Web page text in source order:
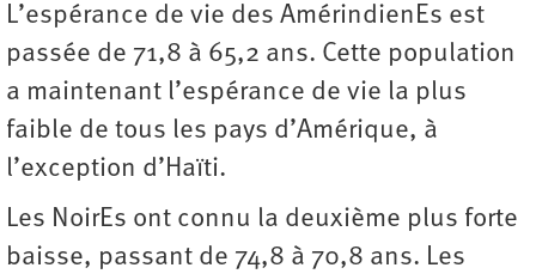
L’espérance de vie des AmérindienEs est
passée de 71,8 à 65,2 ans. Cette population
a maintenant l’espérance de vie la plus
faible de tous les pays d’Amérique, à
l’exception d’Haïti.
Les NoirEs ont connu la deuxième plus forte
baisse, passant de 74,8 à 70,8 ans. Les